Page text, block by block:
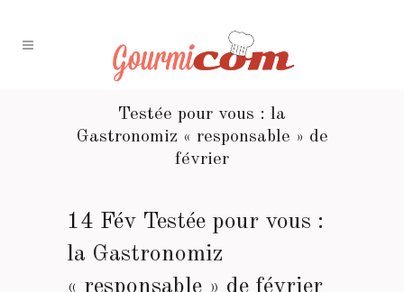
Testée pour vous : la
Gastronomiz « responsable » de
février
14 Fév Testée pour vous :
la Gastronomiz
« responsable » de février